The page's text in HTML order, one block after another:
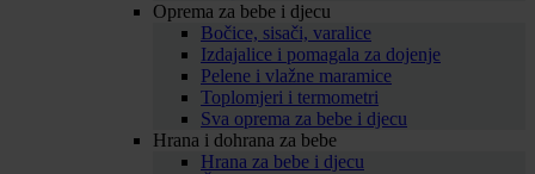
Oprema za bebe i djecu
Bočice, sisači, varalice
Izdajalice i pomagala za dojenje
Pelene i vlažne maramice
Toplomjeri i termometri
Sva oprema za bebe i djecu
Hrana i dohrana za bebe
Hrana za bebe i djecu